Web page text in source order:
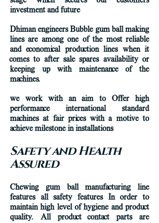
investment and future
Dhiman engineers Bubble gum ball making
lines are among one of the most reliable
and economical production lines when it
comes to after sale spares availability or
keeping up with maintenance of the
machines.
we work with an aim to Offer high
performance international standard
machines at fair prices with a motive to
achieve milestone in installations
Safety and Health
Assured
Chewing gum ball manufacturing line
features all safety features In order to
maintain high level of hygiene and product
quality. All product contact parts are